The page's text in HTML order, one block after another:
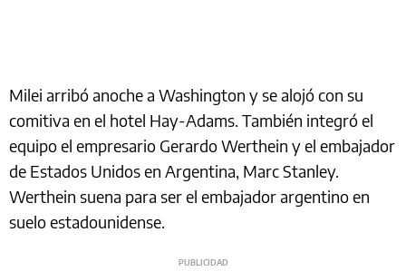
Milei arribó anoche a Washington y se alojó con su
comitiva en el hotel Hay-Adams. También integró el
equipo el empresario Gerardo Werthein y el embajador
de Estados Unidos en Argentina, Marc Stanley.
Werthein suena para ser el embajador argentino en
suelo estadounidense.